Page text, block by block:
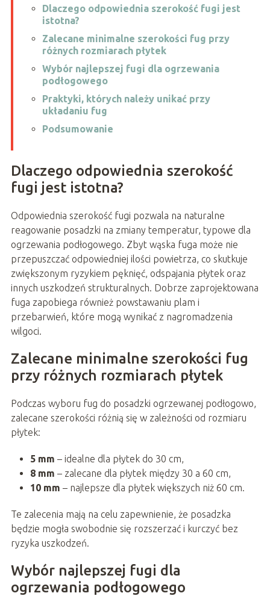
Dlaczego odpowiednia szerokość fugi jest
istotna?
Zalecane minimalne szerokości fug przy
różnych rozmiarach płytek
Wybór najlepszej fugi dla ogrzewania
podłogowego
Praktyki, których należy unikać przy
układaniu fug
Podsumowanie
Dlaczego odpowiednia szerokość
fugi jest istotna?
Odpowiednia szerokość fugi pozwala na naturalne
reagowanie posadzki na zmiany temperatur, typowe dla
ogrzewania podłogowego. Zbyt wąska fuga może nie
przepuszczać odpowiedniej ilości powietrza, co skutkuje
zwiększonym ryzykiem pęknięć, odspajania płytek oraz
innych uszkodzeń strukturalnych. Dobrze zaprojektowana
fuga zapobiega również powstawaniu plam i
przebarwień, które mogą wynikać z nagromadzenia
wilgoci.
Zalecane minimalne szerokości fug
przy różnych rozmiarach płytek
Podczas wyboru fug do posadzki ogrzewanej podłogowo,
zalecane szerokości różnią się w zależności od rozmiaru
płytek:
5 mm – idealne dla płytek do 30 cm,
8 mm – zalecane dla płytek między 30 a 60 cm,
10 mm – najlepsze dla płytek większych niż 60 cm.
Te zalecenia mają na celu zapewnienie, że posadzka
będzie mogła swobodnie się rozszerzać i kurczyć bez
ryzyka uszkodzeń.
Wybór najlepszej fugi dla
ogrzewania podłogowego